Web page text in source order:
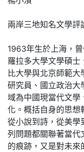
兩岸三地知名文學評
1963年生於上海，
羅拉多大學文學碩士
比大學與北京師範
研究員、國立政治大
域為中國現當代文學
化。概括自身的思
從小說到詩，從美學
列問題都關聯著當
的痕跡，又是對未來